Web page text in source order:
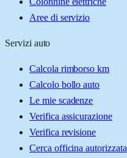
Aree di servizio
Servizi auto
Calcola rimborso km
Calcolo bollo auto
Le mie scadenze
Verifica assicurazione
Verifica revisione
Cerca officina autorizzata